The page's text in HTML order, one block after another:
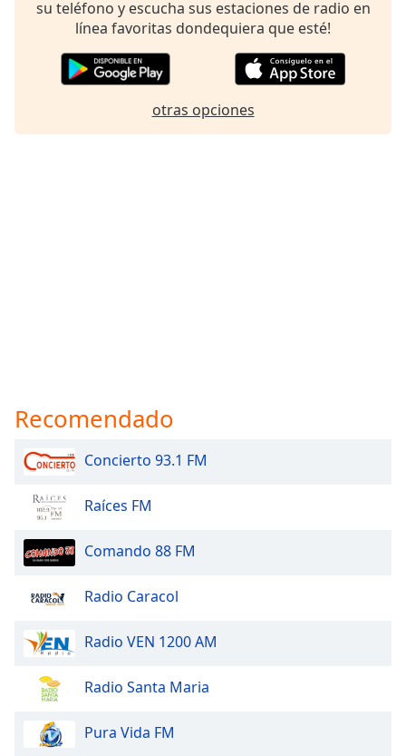
su teléfono y escucha sus estaciones de radio en
línea favoritas dondequiera que esté!
otras opciones
Recomendado
Concierto 93.1 FM
Raíces FM
Comando 88 FM
Radio Caracol
Radio VEN 1200 AM
Radio Santa Maria
Pura Vida FM